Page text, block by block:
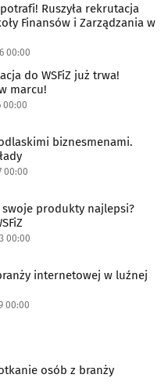
Ruszyła rekrutacja
Finansów i Zarządzania w
00:00
do WSFiZ już trwa!
marcu!
00:00
biznesmenami.
00:00
swoje produkty najlepsi?
00:00
internetowej w luźnej
00:00
osób z branży